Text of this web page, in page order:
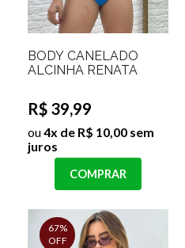
BODY CANELADO
ALCINHA RENATA
R$ 39,99
ou4x de R$ 10,00 sem
juros
COMPRAR
67%
OFF